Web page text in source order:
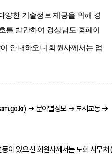
양한 기술정보 제공을 위해 경
를 발간하여 경상남도 홈페이
안내하오니 회원사께서는 업
→분야별정보 → 도시교통 →
이 있으신 회원사께서는 도회 사무처